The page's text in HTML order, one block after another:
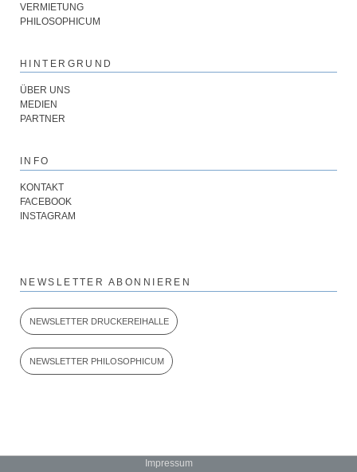
VERMIETUNG
PHILOSOPHICUM
HINTERGRUND
ÜBER UNS
MEDIEN
PARTNER
INFO
KONTAKT
FACEBOOK
INSTAGRAM
NEWSLETTER ABONNIEREN
NEWSLETTER DRUCKEREIHALLE
NEWSLETTER PHILOSOPHICUM
Navigation
Impressum